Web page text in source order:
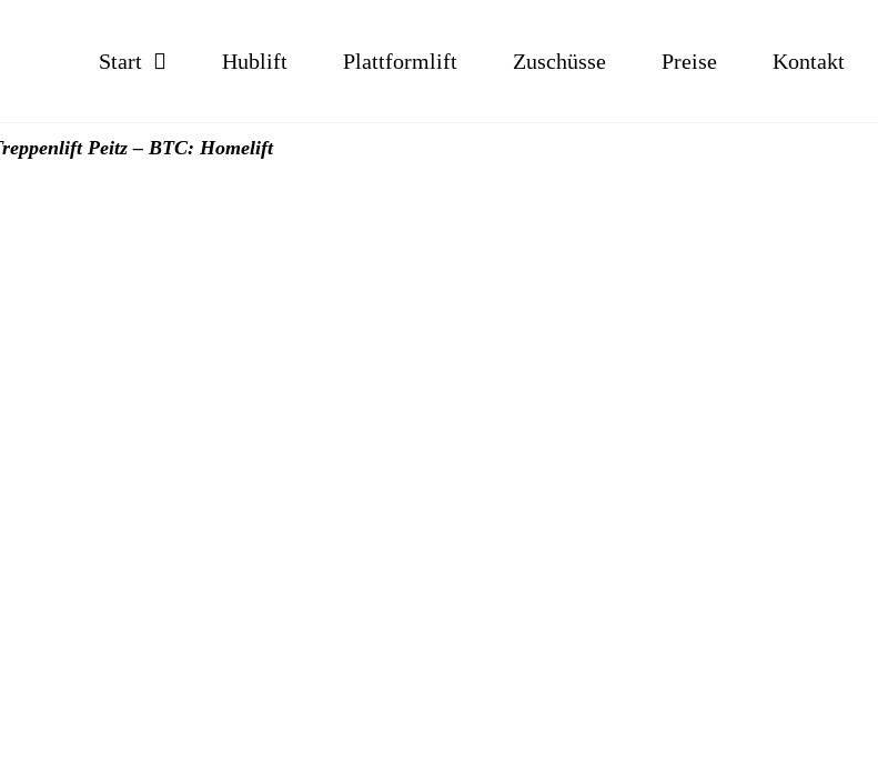
Start Hublift Plattformlift Zuschüsse Preise Kontakt
Peitz – BTC: Homelift